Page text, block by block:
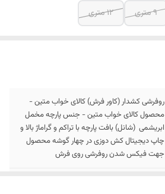
9 متری 12 متری
روفرشی کشدار (کاور فرش) کالای خواب متین -
محصول کالای خواب متین - جنس پارچه مخمل
ابریشمی (شانل) بافت پارچه با تراکم و گراماژ بالا و
چاپ دیجیتال کش دوزی در چهار گوشه محصول
جهت فیکس شدن روفرشی روی فرش